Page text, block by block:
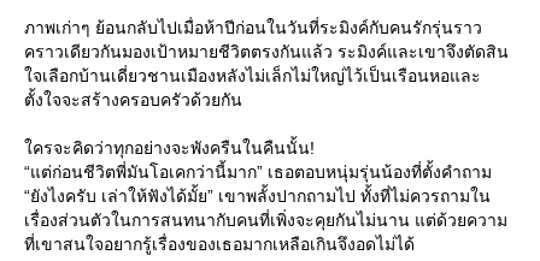
ภาพเก่าๆ ย้อนกลับไปเมื่อห้าปีก่อนในวันที่ระมิงค์กับคนรักรุ่นราว
คราวเดียวกันมองเป้าหมายชีวิตตรงกันแล้ว ระมิงค์และเขาจึงตัดสิน
จเลือกบ้านเดี่ยวชานเมืองหลังไม่เล็กไม่ใหญ่ไว้เป็นเรือนหอและ
ตั้งใจจะสร้างครอบครัวด้วยกัน
ครจะคิดว่าทุกอย่างจะพังครืนในคืนนั้น!
“แต่ก่อนชีวิตพี่มันโอเคกว่านี้มาก” เธอตอบหนุ่มรุ่นน้องที่ตั้งคำถาม
“ยังไงครับ เล่าให้ฟังได้มั้ย” เขาพลั้งปากถามไป ทั้งที่ไม่ควรถามใน
เรื่องส่วนตัวในการสนทนากับคนที่เพิ่งจะคุยกันไม่นาน แต่ด้วยความ
ที่เขาสนใจอยากรู้เรื่องของเธอมากเหลือเกินจึงอดไม่ได้